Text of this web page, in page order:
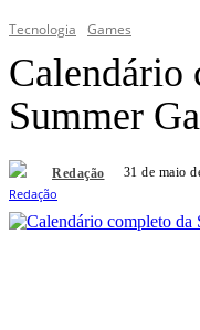
Tecnologia Games
Calendário
Summer
Redação 31 de maio